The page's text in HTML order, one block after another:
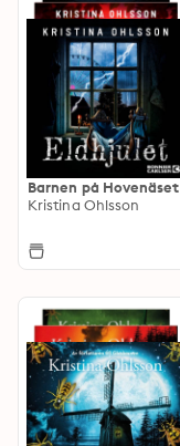
Barnen på Hovenäset
Kristina Ohlsson